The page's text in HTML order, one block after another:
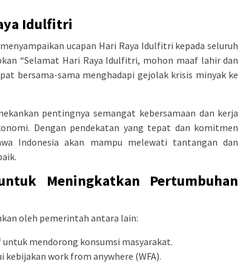
Idulfitri
ucapan Hari Raya Idulfitri kepada seluruh
“Selamat Hari Raya Idulfitri, mohon maaf lahir dan
bersama-sama menghadapi gejolak krisis minyak ke
pentingnya semangat kebersamaan dan kerja
Dengan pendekatan yang tepat dan komitmen
Indonesia akan mampu melewati tantangan dan
Meningkatkan Pertumbuhan
oleh pemerintah antara lain:
mendorong konsumsi masyarakat.
work from anywhere (WFA).